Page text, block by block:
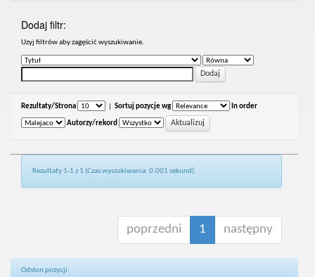
Dodaj filtr:
Uzyj filtrów aby zagęścić wyszukiwanie.
Rezultaty/Strona Sortuj pozycje wg In order
Autorzy/rekord
Rezultaty 1-1 z 1 (Czas wyszukiwania: 0.001 sekund).
poprzedni 1 następny
Odsłon pozycji: